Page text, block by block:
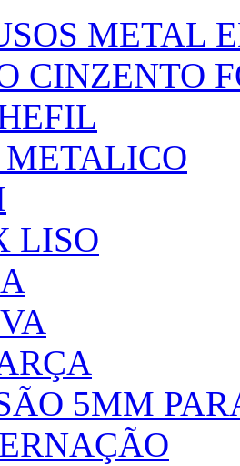
METAL
CINZENTO
LISO
5MM